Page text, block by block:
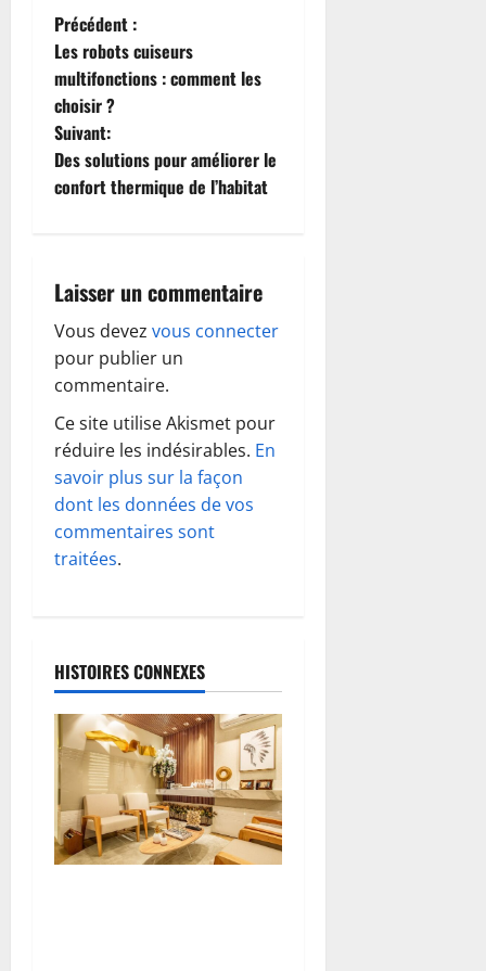
N
a
v
i
t
i
o
n
d
’
a
t
i
c
l
e
Précédent :
Les robots cuiseurs
multifonctions : comment les
choisir ?
Suivant:
Des solutions pour améliorer le
confort thermique de l’habitat
Laisser un commentaire
Vous devez vous connecter
pour publier un
commentaire.
Ce site utilise Akismet pour
réduire les indésirables. En
savoir plus sur la façon
dont les données de vos
commentaires sont
traitées.
HISTOIRES CONNEXES